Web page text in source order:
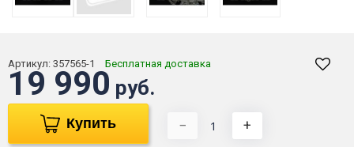
Артикул: 357565-1 Бесплатная доставка
19 990 руб.
Купить − +